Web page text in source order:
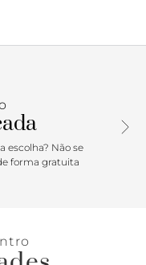
com efeito tramado.
leve saltinho
e outra sobre o peito
à mostra.
toque feminino e
modelo surge na
uma proposta
escolha? Não se
forma gratuita